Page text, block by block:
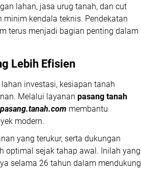
lahan, jasa urug tanah, dan cut
kendala teknis. Pendekatan
terus menjadi bagian penting dalam
Lebih Efisien
investasi, kesiapan tanah
Melalui layanan pasang tanah
pasang.tanah.com membantu
modern.
yang terukur, serta dukungan
optimal sejak tahap awal. Inilah yang
selama 26 tahun dalam mendukung